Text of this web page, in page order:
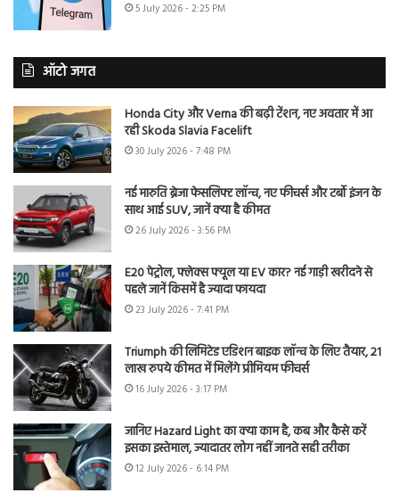
5 July 2026 - 2:25 PM
ऑटो जगत
Honda City और Verna की बढ़ी टेंशन, नए अवतार में आ
रही Skoda Slavia Facelift
30 July 2026 - 7:48 PM
नई मारुति ब्रेजा फेसलिफ्ट लॉन्च, नए फीचर्स और टर्बो इंजन के
साथ आई SUV, जानें क्या है कीमत
26 July 2026 - 3:56 PM
E20 पेट्रोल, फ्लेक्स फ्यूल या EV कार? नई गाड़ी खरीदने से
पहले जानें किसमें है ज्यादा फायदा
23 July 2026 - 7:41 PM
Triumph की लिमिटेड एडिशन बाइक लॉन्च के लिए तैयार, 21
लाख रुपये कीमत में मिलेंगे प्रीमियम फीचर्स
16 July 2026 - 3:17 PM
जानिए Hazard Light का क्या काम है, कब और कैसे करें
इसका इस्तेमाल, ज्यादातर लोग नहीं जानते सही तरीका
12 July 2026 - 6:14 PM